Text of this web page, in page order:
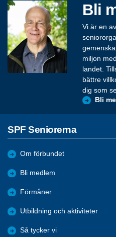
Bli
Vi är en
miljon
landet.
bättre
dig som
Bli
SPF Seniorerna
Om förbundet
Bli medlem
Förmåner
Utbildning och aktiviteter
Så tycker vi